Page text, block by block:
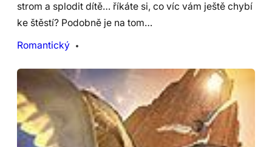
strom a splodit dítě… říkáte si, co víc vám ještě chybí
ke štěstí? Podobně je na tom…
Romantický